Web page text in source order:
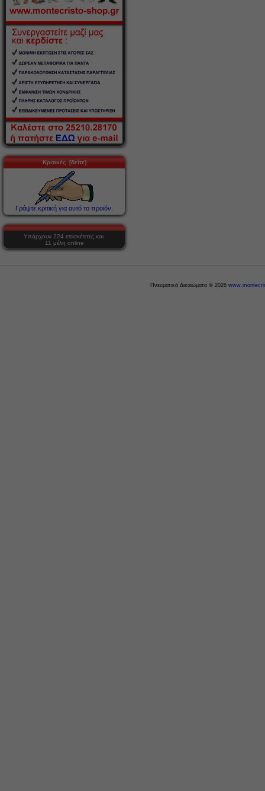
Κριτικές [δείτε]
Γράψτε κριτική για αυτό το προϊόν.
Υπάρχουν 224 επισκέπτες και
11 μέλη online
Πνευματικά Δικαιώματα © 2026